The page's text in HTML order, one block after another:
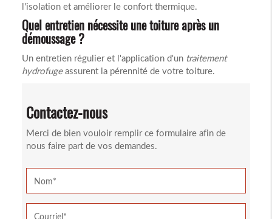
l'isolation et améliorer le confort thermique.
Quel entretien nécessite une toiture après un
démoussage ?
Un entretien régulier et l'application d'un traitement
hydrofugeassurent la pérennité de votre toiture.
Contactez-nous
Merci de bien vouloir remplir ce formulaire afin de
nous faire part de vos demandes.